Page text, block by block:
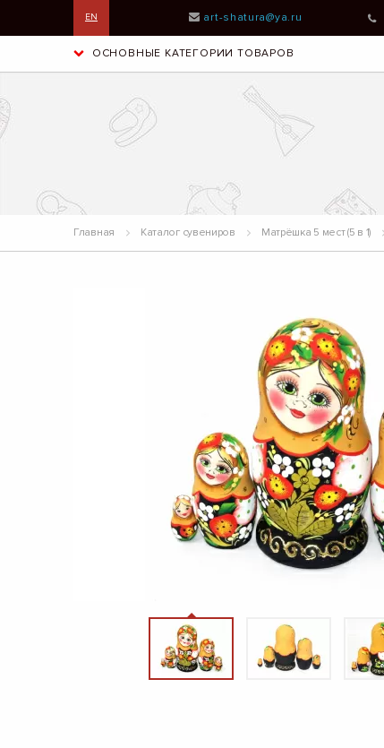
EN art-shatura@ya.ru
ОСНОВНЫЕ КАТЕГОРИИ ТОВАРОВ
Главная Каталог сувениров Матрёшка 5 мест (5 в 1)